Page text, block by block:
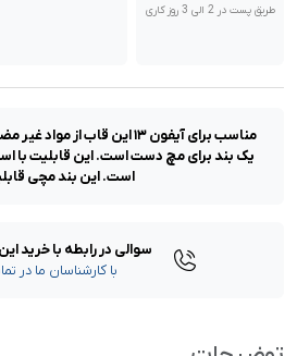
طریق پست در 2 الی 3 روز کاری
یک بند برای مچ دست است. این قابلیت با
است. این بند مچی
سوالی در رابطه با خرید
با کارشناسان ما در